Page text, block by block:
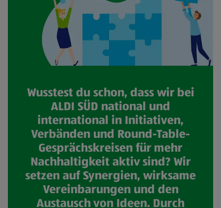
Wusstest du schon, dass wir bei
ALDI SÜD national und
international in Initiativen,
Verbänden und Round-Table-
Gesprächskreisen für mehr
Nachhaltigkeit aktiv sind? Wir
setzen auf Synergien, wirksame
Vereinbarungen und den
Austausch von Ideen. Durch